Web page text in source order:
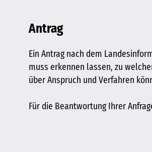
Antrag
Ein Antrag nach dem
muss erkennen lassen, zu
über Anspruch und Verfahren
Für die Beantwortung Ihrer